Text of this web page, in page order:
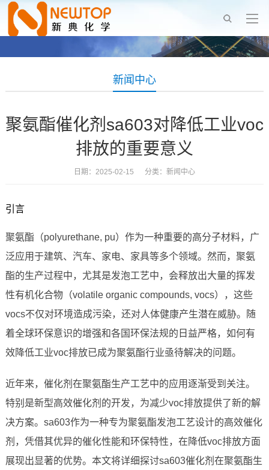
新闻中心
聚氨酯催化剂sa603对降低工业voc
排放的重要意义
日期：2025-02-15 分类： 新闻中心
引言
聚氨酯（polyurethane, pu）作为一种重要的高分子材料，广
泛应用于建筑、汽车、家电、家具等多个领域。然而，聚氨
酯的生产过程中，尤其是发泡工艺中，会释放出大量的挥发
性有机化合物（volatile organic compounds, vocs），这些
vocs不仅对环境造成污染，还对人体健康产生潜在威胁。随
着全球环保意识的增强和各国环保法规的日益严格，如何有
效降低工业voc排放已成为聚氨酯行业亟待解决的问题。
近年来，催化剂在聚氨酯生产工艺中的应用逐渐受到关注。
特别是新型高效催化剂的开发，为减少voc排放提供了新的解
决方案。sa603作为一种专为聚氨酯发泡工艺设计的高效催化
剂，凭借其优异的催化性能和环保特性，在降低voc排放方面
展现出显著的优势。本文将详细探讨sa603催化剂在聚氨酯生